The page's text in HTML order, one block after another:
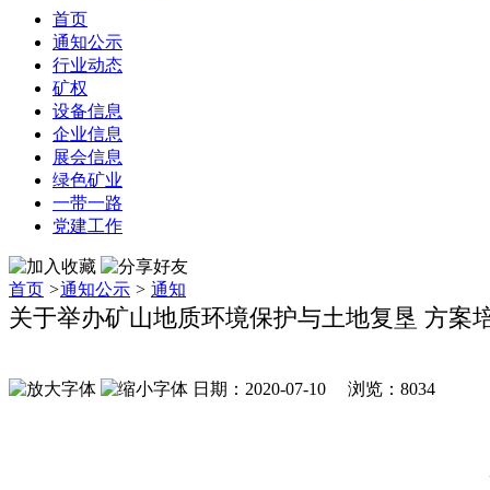
首页
通知公示
行业动态
矿权
设备信息
企业信息
展会信息
绿色矿业
一带一路
党建工作
首页 >通知公示 > 通知
关于举办矿山地质环境保护与土地复垦 方案
日期：2020-07-10 浏览： 8034